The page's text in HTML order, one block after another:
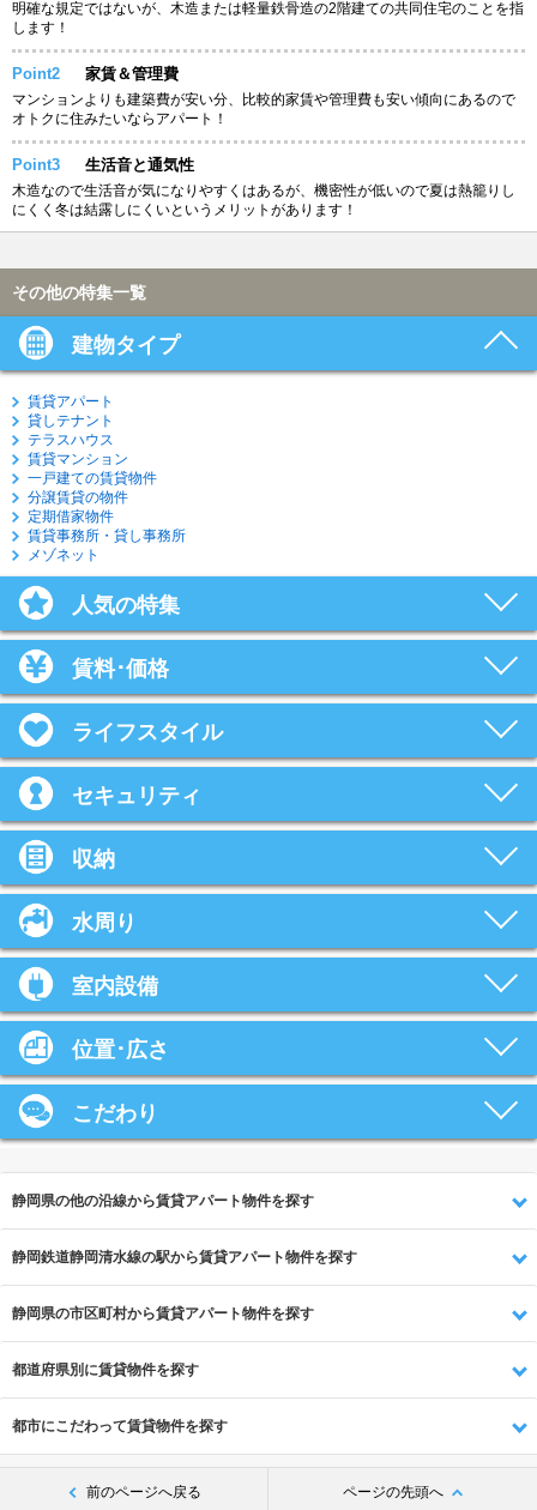
明確な規定ではないが、木造または軽量鉄骨造の2階建ての共同住宅のことを指
します！
Point2 家賃＆管理費
マンションよりも建築費が安い分、比較的家賃や管理費も安い傾向にあるので
オトクに住みたいならアパート！
Point3 生活音と通気性
木造なので生活音が気になりやすくはあるが、機密性が低いので夏は熱籠りし
にくく冬は結露しにくいというメリットがあります！
その他の特集一覧
建物タイプ
賃貸アパート
貸しテナント
テラスハウス
賃貸マンション
一戸建ての賃貸物件
分譲賃貸の物件
定期借家物件
賃貸事務所・貸し事務所
メゾネット
人気の特集
賃料･価格
ライフスタイル
セキュリティ
収納
水周り
室内設備
位置･広さ
こだわり
静岡県の他の沿線から賃貸アパート物件を探す
静岡鉄道静岡清水線の駅から賃貸アパート物件を探す
静岡県の市区町村から賃貸アパート物件を探す
都道府県別に賃貸物件を探す
都市にこだわって賃貸物件を探す
前のページへ戻る ページの先頭へ